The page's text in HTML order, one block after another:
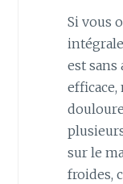
Si vous
est sans
efficace,
sur le
froides,